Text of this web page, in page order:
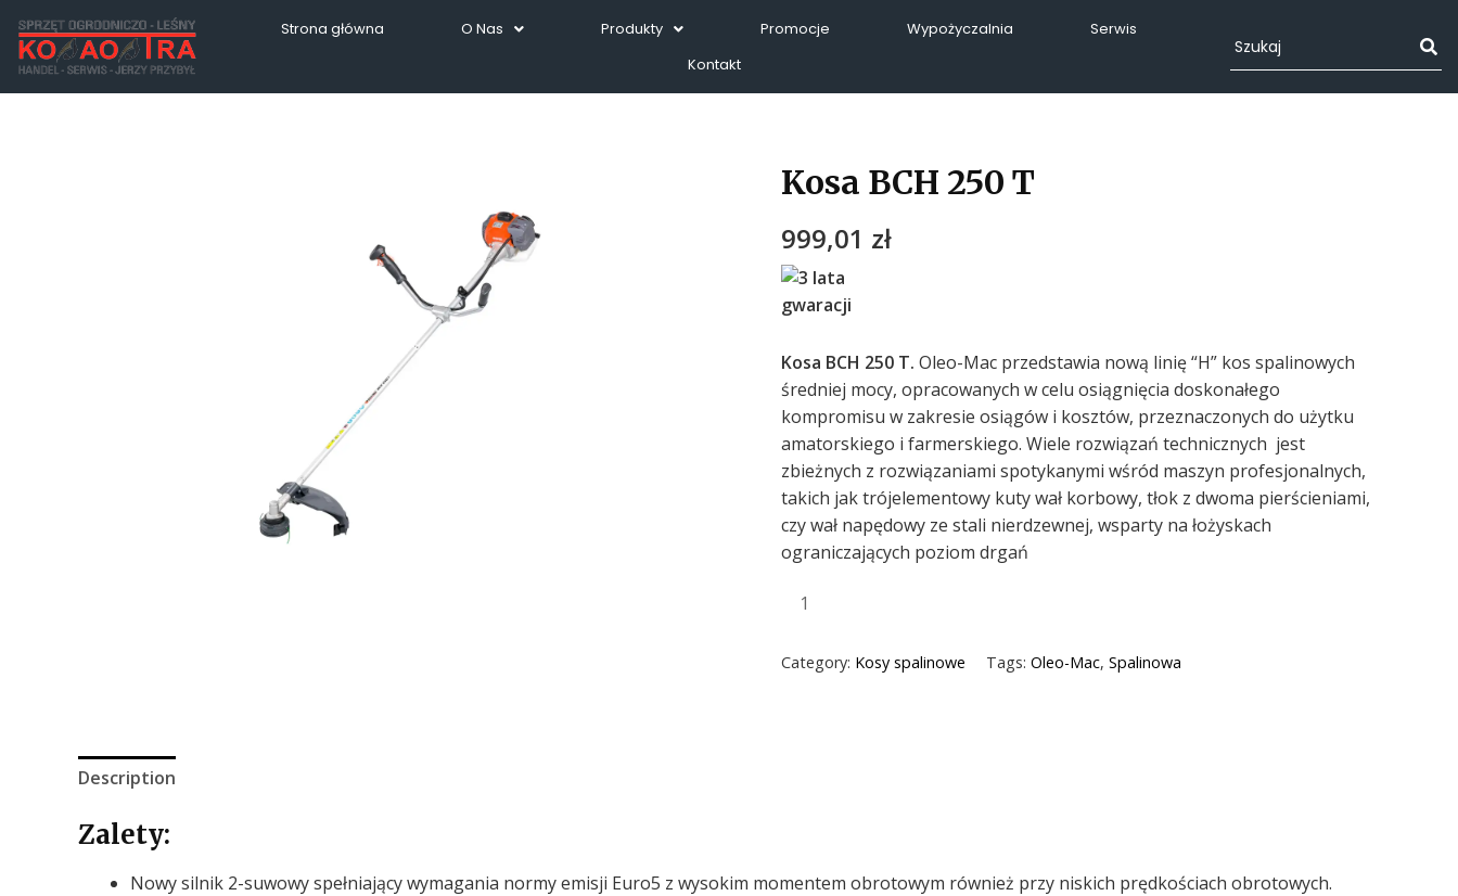
Strona główna O Nas Produkty Promocje Wypożyczalnia
Serwis
Kontakt
Kosa BCH 250 T
999,01 zł
Kosa BCH 250 T. Oleo-Mac przedstawia nową linię “H” kos spalinowych
średniej mocy, opracowanych w celu osiągnięcia doskonałego
kompromisu w zakresie osiągów i kosztów, przeznaczonych do użytku
amatorskiego i farmerskiego. Wiele rozwiązań technicznych jest
zbieżnych z rozwiązaniami spotykanymi wśród maszyn profesjonalnych,
takich jak trójelementowy kuty wał korbowy, tłok z dwoma pierścieniami,
czy wał napędowy ze stali nierdzewnej, wsparty na łożyskach
ograniczających poziom drgań
Category: Kosy spalinowe Tags: Oleo-Mac, Spalinowa
Description
Zalety:
Nowy silnik 2-suwowy spełniający wymagania normy emisji Euro5 z wysokim momentem obrotowym również przy niskich prędkościach obrotowych.